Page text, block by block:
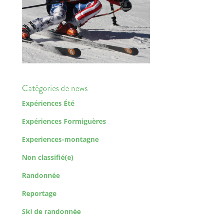
Catégories de news
Expériences Été
Expériences Formiguères
Experiences-montagne
Non classifié(e)
Randonnée
Reportage
Ski de randonnée